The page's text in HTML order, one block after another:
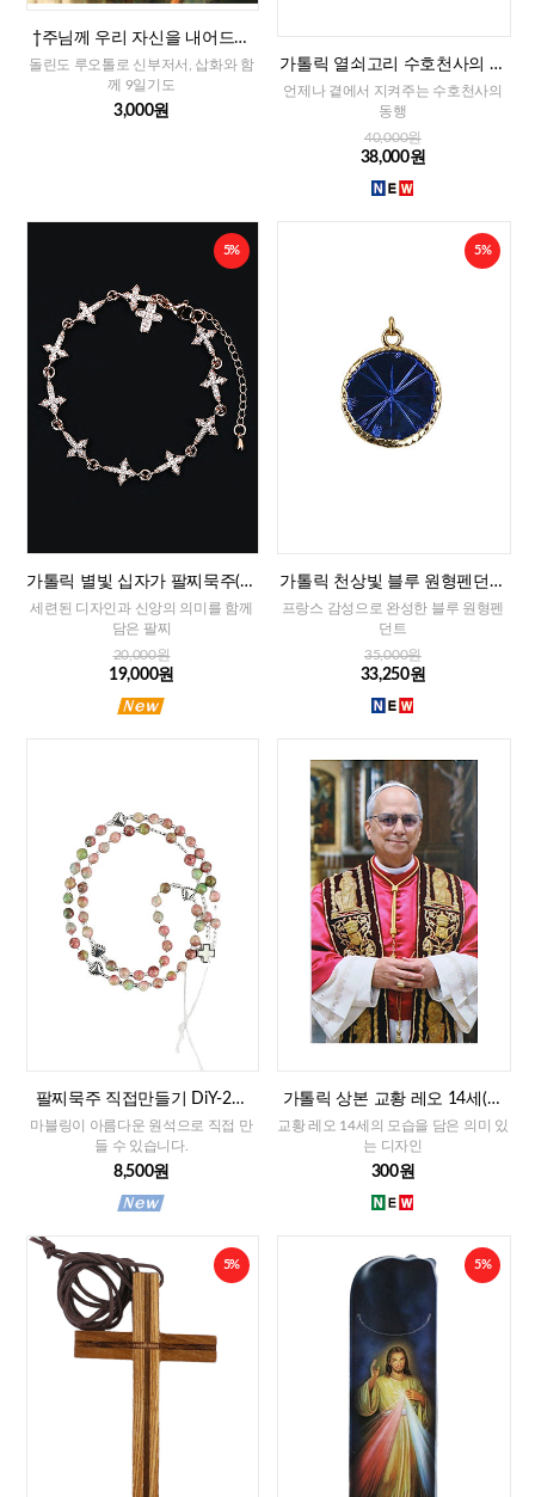
†주님께 우리 자신을 내어드리
는 9일기도
돌린도 루오톨로 신부저서, 삽화와 함
께 9일기도
3,000원
가톨릭 열쇠고리 수호천사의 축
복(프랑스)
언제나 곁에서 지켜주는 수호천사의
동행
40,000원
38,000원
5%
가톨릭 별빛 십자가 팔찌묵주(로
즈골드)
세련된 디자인과 신앙의 의미를 함께
담은 팔찌
20,000원
19,000원
5%
가톨릭 천상빛 블루 원형펜던트
(프랑스)
프랑스 감성으로 완성한 블루 원형펜
던트
35,000원
33,250원
팔찌묵주 직접만들기 DiY-2줄
팔찌묵주 화만옥 4mm
마블링이 아름다운 원석으로 직접 만
들 수 있습니다.
8,500원
가톨릭 상본 교황 레오 14세(이
태리)
교황 레오 14세의 모습을 담은 의미 있
는 디자인
300원
5% 5%